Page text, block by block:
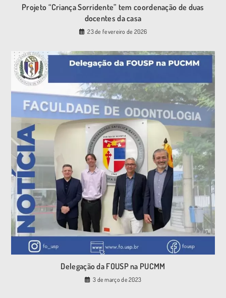
Projeto “Criança Sorridente” tem coordenação de duas
docentes da casa
23 de fevereiro de 2026
Delegação da FOUSP na PUCMM
3 de março de 2023